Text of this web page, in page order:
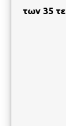
των 35